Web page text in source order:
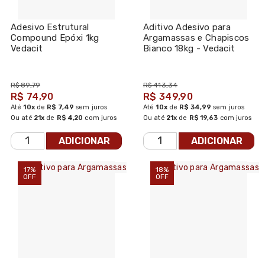
Adesivo Estrutural
Compound Epóxi 1kg
Vedacit
R$ 89,79
R$ 74,90
Até10xde R$ 7,49 sem juros
Ou até 21x de R$ 4,20 com juros
ADICIONAR
Aditivo Adesivo para
Argamassas e Chapiscos
Bianco 18kg - Vedacit
R$ 413,34
R$ 349,90
Até10xde R$ 34,99 sem juros
Ou até 21x de R$ 19,63 com juros
ADICIONAR
17%
OFF
18%
OFF